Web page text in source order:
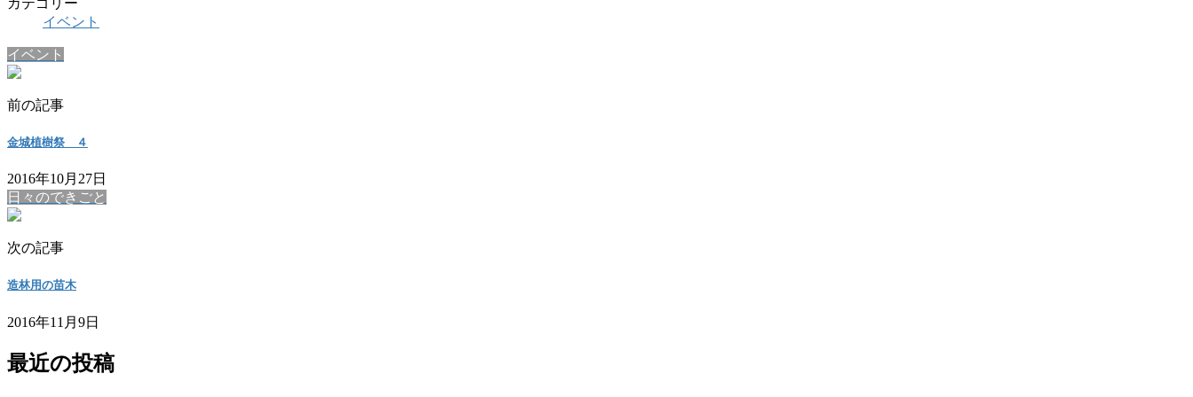
イベント
イベント
前の記事
金城植樹祭 ４
2016年10月27日
日々のできごと
次の記事
造林用の苗木
2016年11月9日
最近の投稿